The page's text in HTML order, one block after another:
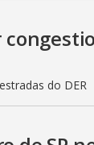
do DER